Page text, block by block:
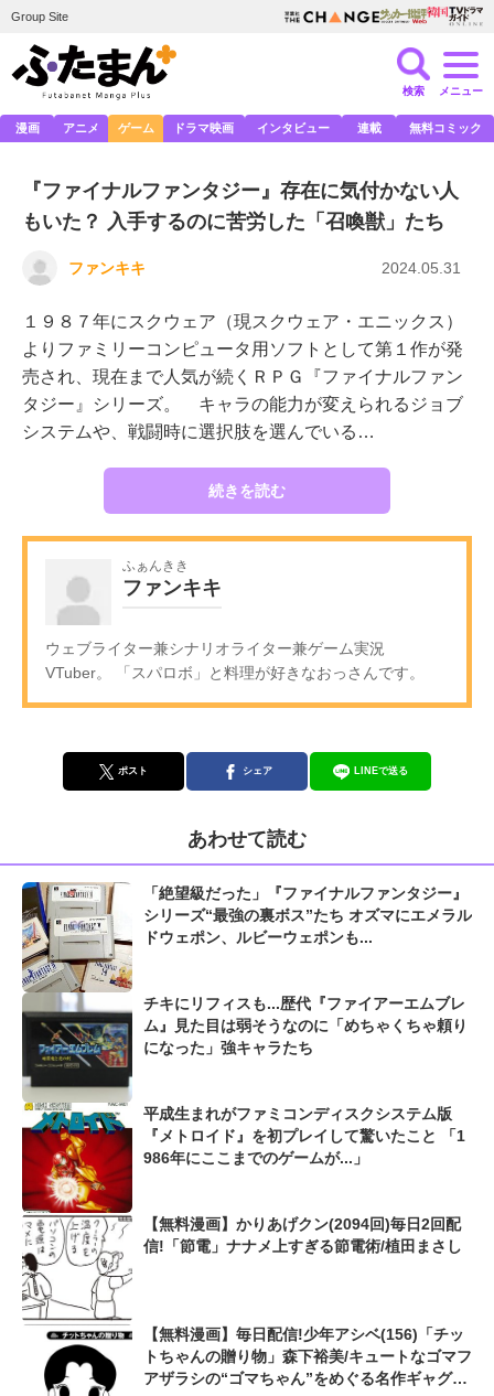
Group Site
検索 メニュー
漫画 アニメ ゲーム ドラマ映画 インタビュー 連載 無料コミック
『ファイナルファンタジー』存在に気付かない人
もいた？ 入手するのに苦労した「召喚獣」たち
ファンキキ 2024.05.31
１９８７年にスクウェア（現スクウェア・エニックス）
よりファミリーコンピュータ用ソフトとして第１作が発
売され、現在まで人気が続くＲＰＧ『ファイナルファン
タジー』シリーズ。 キャラの能力が変えられるジョブ
システムや、戦闘時に選択肢を選んでいる…
続きを読む
ふぁんきき
ファンキキ
ウェブライター兼シナリオライター兼ゲーム実況
VTuber。 「スパロボ」と料理が好きなおっさんです。
ポスト シェア LINEで送る
あわせて読む
「絶望級だった」『ファイナルファンタジー』
シリーズ“最強の裏ボス”たち オズマにエメラル
ドウェポン、ルビーウェポンも...
チキにリフィスも...歴代『ファイアーエムブレ
ム』見た目は弱そうなのに「めちゃくちゃ頼り
になった」強キャラたち
平成生まれがファミコンディスクシステム版
『メトロイド』を初プレイして驚いたこと 「1
986年にここまでのゲームが...」
【無料漫画】かりあげクン(2094回)毎日2回配
信!「節電」ナナメ上すぎる節電術/植田まさし
【無料漫画】毎日配信!少年アシベ(156)「チッ
トちゃんの贈り物」森下裕美/キュートなゴマフ
アザラシの“ゴマちゃん”をめぐる名作ギャグ4